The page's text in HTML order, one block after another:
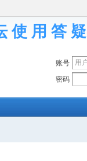
使 用 答 疑
账号
密码